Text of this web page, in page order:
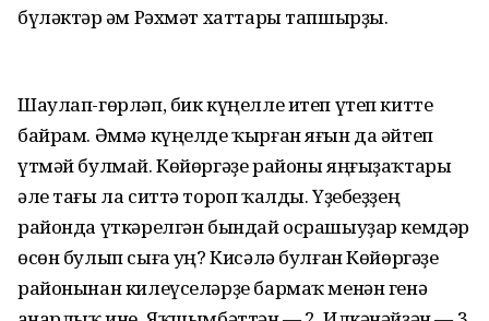
бүләктәр һәм Рәхмәт хаттары тапшырҙы.
Шаулап-гөрләп, бик күңелле итеп үтеп китте
байрам. Әммә күңелде ҡырған яғын да әйтеп
үтмәй булмай. Көйөргәҙе районы яңғыҙаҡтары
әле тағы ла ситтә тороп ҡалды. Үҙебеҙҙең
районда үткәрелгән бындай осрашыуҙар кемдәр
өсөн булып сыға һуң? Кисәлә булған Көйөргәҙе
районынан килеүселәрҙе бармаҡ менән генә